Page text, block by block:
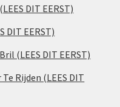
DIT EERST)
DIT EERST)
(LEES DIT EERST)
Rijden (LEES DIT